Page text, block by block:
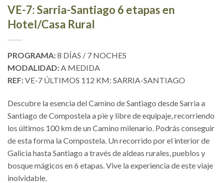
VE-7: Sarria-Santiago 6 etapas en
Hotel/Casa Rural
PROGRAMA:8 DÍAS / 7 NOCHES
MODALIDAD: A MEDIDA
REF:VE-7 ÚLTIMOS 112 KM: SARRIA-SANTIAGO
Descubre la esencia del Camino de Santiago desde Sarria a
Santiago de Compostela a pie y libre de equipaje, recorriendo
los últimos 100 km de un Camino milenario. Podrás conseguir
de esta forma la Compostela. Un recorrido por el interior de
Galicia hasta Santiago a través de aldeas rurales, pueblos y
bosque mágicos en 6 etapas. Vive la experiencia de este viaje
inolvidable.